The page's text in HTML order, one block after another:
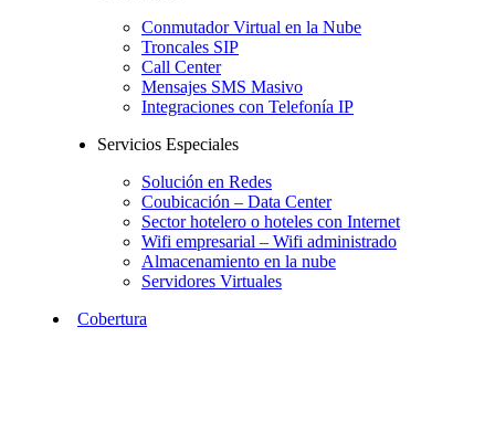
Conmutador Virtual en la Nube
Troncales SIP
Call Center
Mensajes SMS Masivo
Integraciones con Telefonía IP
Servicios Especiales
Solución en Redes
Coubicación – Data Center
Sector hotelero o hoteles con Internet
Wifi empresarial – Wifi administrado
Almacenamiento en la nube
Servidores Virtuales
Cobertura